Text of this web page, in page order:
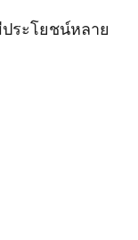
ระโยชน์หลาย